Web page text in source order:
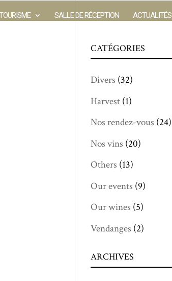
SALLE DE RÉCEPTION ACTUALITÉS
CATÉGORIES
Divers (32)
Harvest (1)
Nos rendez-vous (24)
Nos vins (20)
Others (13)
Our events (9)
Our wines (5)
Vendanges (2)
ARCHIVES